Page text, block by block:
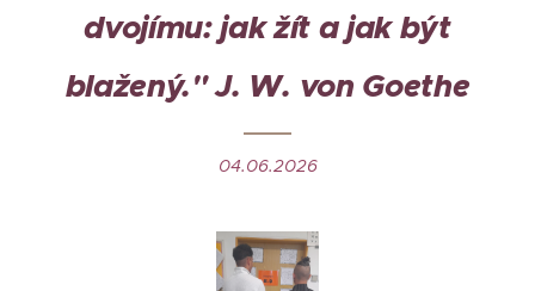
dvojímu: jak žít a jak být
blažený." J. W. von Goethe
04.06.2026